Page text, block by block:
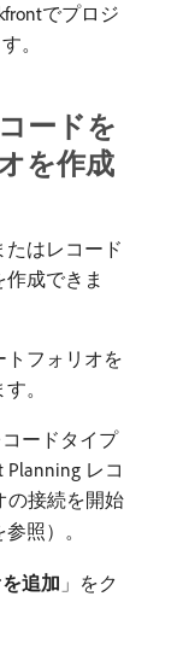
でプロジ
。
ードを
を作成
はレコード
成できま
トフォリオを
。
ードタイプ
レコ
の接続を開始
参照）。
追加 」をク